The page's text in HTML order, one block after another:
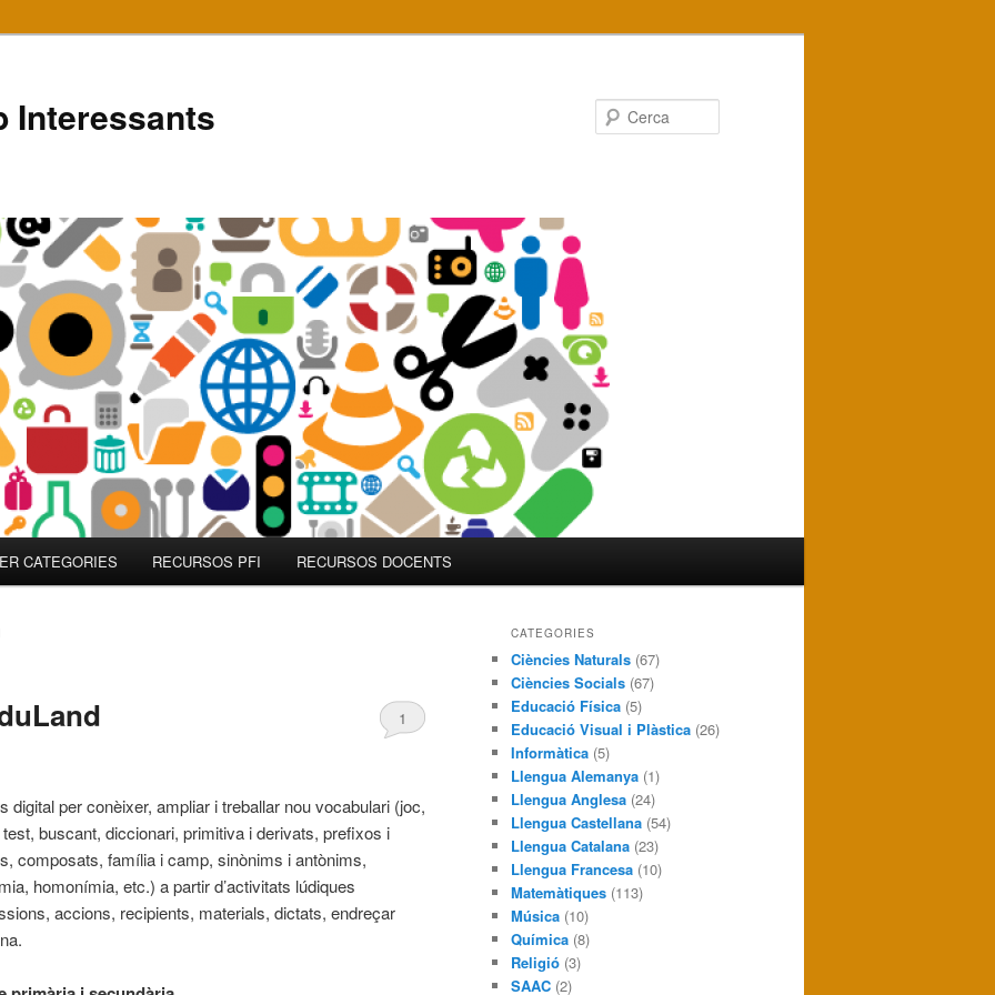
Interessants
CATEGORIES RECURSOS PFI RECURSOS DOCENTS
1
digital per conèixer, ampliar i treballar nou vocabulari (joc,
buscant, diccionari, primitiva i derivats, prefixos i
composats, família i camp, sinònims i antònims,
homonímia, etc.) a partir d’activitats lúdiques
accions, recipients, materials, dictats, endreçar
CATEGORIES
Ciències Naturals (67)
Ciències Socials (67)
Educació Física (5)
Educació Visual i Plàstica (26)
Informàtica (5)
Llengua Alemanya (1)
Llengua Anglesa (24)
Llengua Castellana (54)
Llengua Catalana (23)
Llengua Francesa (10)
Matemàtiques (113)
Música (10)
Química (8)
Religió (3)
SAAC (2)